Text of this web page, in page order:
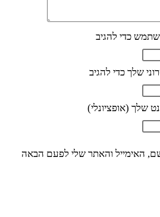
כדי להגיב
שלך כדי להגיב
שלך (אופציונלי)
האימייל והאתר שלי לפעם הבאה